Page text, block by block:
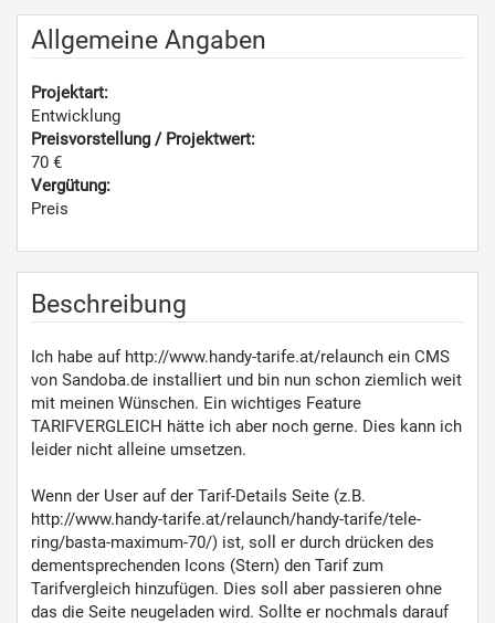
Allgemeine Angaben
Projektart:
Entwicklung
Preisvorstellung / Projektwert:
70 €
Vergütung:
Preis
Beschreibung
Ich habe auf http://www.handy-tarife.at/relaunch ein CMS
von Sandoba.de installiert und bin nun schon ziemlich weit
mit meinen Wünschen. Ein wichtiges Feature
TARIFVERGLEICH hätte ich aber noch gerne. Dies kann ich
leider nicht alleine umsetzen.
Wenn der User auf der Tarif-Details Seite (z.B.
http://www.handy-tarife.at/relaunch/handy-tarife/tele-
ring/basta-maximum-70/) ist, soll er durch drücken des
dementsprechenden Icons (Stern) den Tarif zum
Tarifvergleich hinzufügen. Dies soll aber passieren ohne
das die Seite neugeladen wird. Sollte er nochmals darauf